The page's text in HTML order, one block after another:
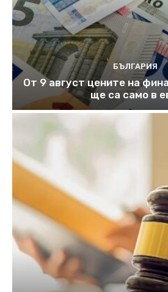
БЪЛГАРИЯ
От 9 август цените на
ще са само в